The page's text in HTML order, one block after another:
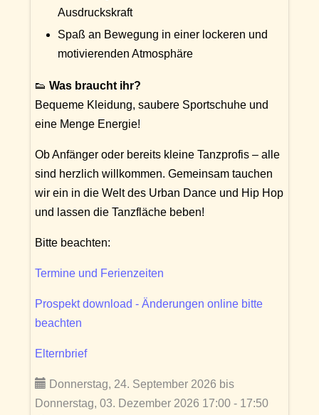
Ausdruckskraft
Spaß an Bewegung in einer lockeren und
motivierenden Atmosphäre
👟 Was braucht ihr?
Bequeme Kleidung, saubere Sportschuhe und
eine Menge Energie!
Ob Anfänger oder bereits kleine Tanzprofis – alle
sind herzlich willkommen. Gemeinsam tauchen
wir ein in die Welt des Urban Dance und Hip Hop
und lassen die Tanzfläche beben!
Bitte beachten:
Termine und Ferienzeiten
Prospekt download - Änderungen online bitte
beachten
Elternbrief
Donnerstag, 24. September 2026 bis
Donnerstag, 03. Dezember 2026 17:00 - 17:50